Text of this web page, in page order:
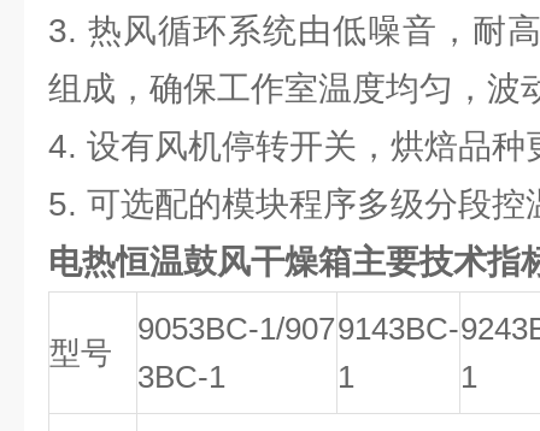
3. 热风循环系统由低噪音，耐
组成，确保工作室温度均匀，波
4. 设有风机停转开关，烘焙品种
5. 可选配的模块程序多级分段控
电热恒温鼓风干燥箱主要技术指
型号
9053BC-1/907
3BC-1
9143BC-
1
1